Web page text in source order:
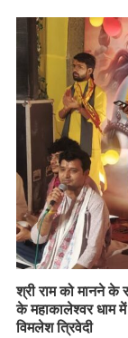
​श्री राम को मानने
के महाकालेश्वर धाम
विमलेश त्रिवेदी